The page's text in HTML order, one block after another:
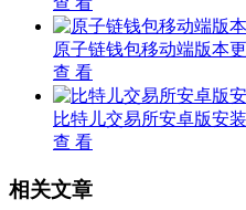
原子链钱包移动端版本
查 看
比特儿交易所安卓版安
查 看
相关文章